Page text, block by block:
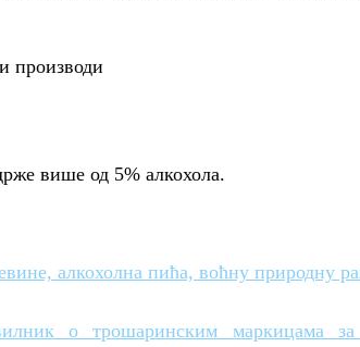
производи
више од 5% алкохола.
алкохолна пића, воћну природну
о трошаринским маркицама за